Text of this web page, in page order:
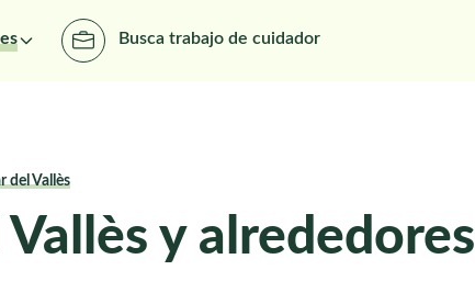
Busca trabajo de cuidador
del Vallès
y alrededores